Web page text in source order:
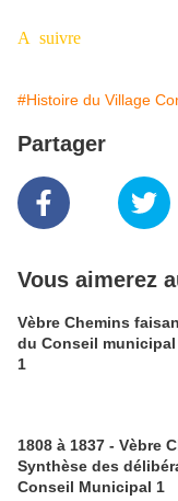
A suivre
#Histoire du Village
Partager
Vous aimerez
Vèbre Chemins
du Conseil municipal
1
1808 à 1837 - Vèbre
Synthèse des
Conseil Municipal 1